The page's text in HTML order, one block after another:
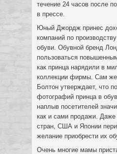
течение 24 часов после
в прессе.
Юный Джордж принес
компаний по
обуви. Обувной бренд
пользоваться
как принца нарядили в
коллекции фирмы. Сам
Болтон утверждает, что
фотографий принца в
наплыв посетителей
как и сами продажи. Даже
стран, США и Японии
желание приобрести их
Очень многие мамы